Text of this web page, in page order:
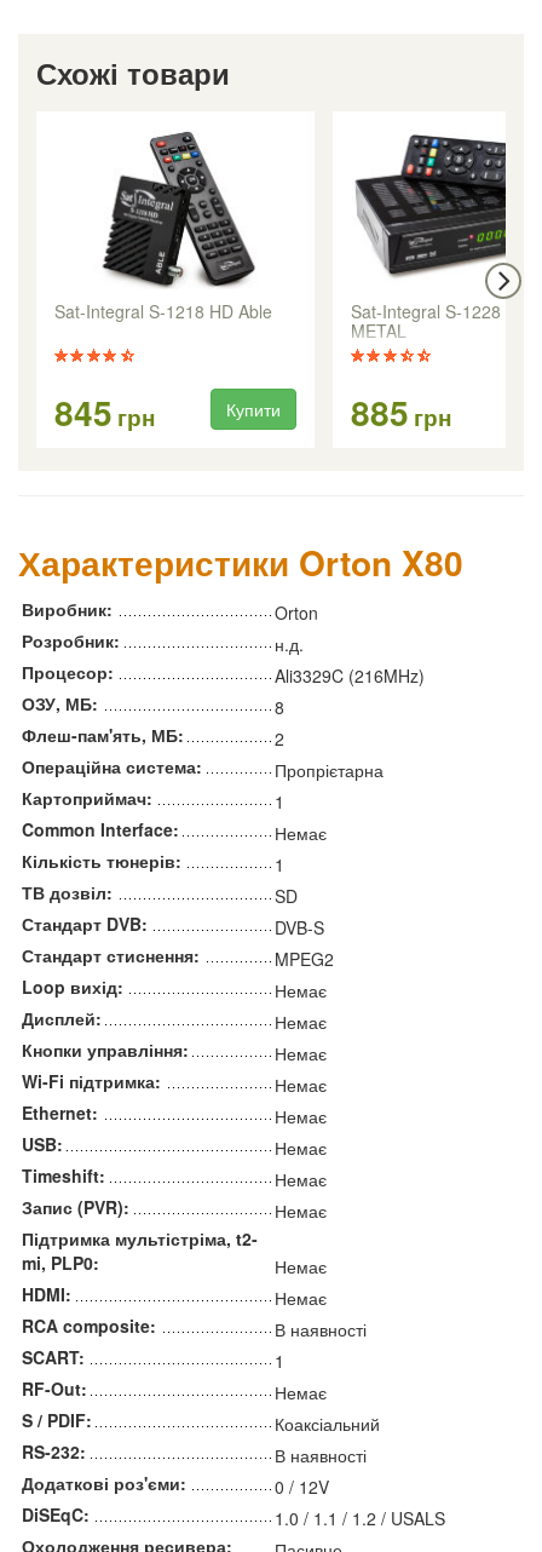
Схожі товари
Sat-Integral S-1218 HD Able
845 грн Купити
Sat-Integral S-1228 HD
METAL
885 грн
Характеристики Orton X80
Виробник:
Orton
Розробник:
н.д.
Процесор:
Ali3329C (216MHz)
ОЗУ, МБ:
8
Флеш-пам'ять, МБ:
2
Операційна система:
Пропрієтарна
Картоприймач:
1
Common Interface:
Немає
Кількість тюнерів:
1
ТВ дозвіл:
SD
Стандарт DVB:
DVB-S
Стандарт стиснення:
MPEG2
Loop вихід:
Немає
Дисплей:
Немає
Кнопки управління:
Немає
Wi-Fi підтримка:
Немає
Ethernet:
Немає
USB:
Немає
Timeshift:
Немає
Запис (PVR):
Немає
Підтримка мультістріма, t2-
mi, PLP0:
Немає
HDMI:
Немає
RCA composite:
В наявності
SCART:
1
RF-Out:
Немає
S / PDIF:
Коаксіальний
RS-232:
В наявності
Додаткові роз'єми:
0 / 12V
DiSEqC:
1.0 / 1.1 / 1.2 / USALS
Охолодження ресивера: